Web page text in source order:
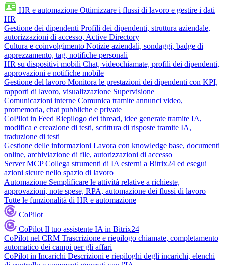
HR e automazione Ottimizzare i flussi di lavoro e gestire i dati
HR
Gestione dei dipendenti Profili dei dipendenti, struttura aziendale,
autorizzazioni di accesso, Active Directory
Cultura e coinvolgimento Notizie aziendali, sondaggi, badge di
apprezzamento, tag, notifiche personali
HR su dispositivi mobili Chat, videochiamate, profili dei dipendenti,
approvazioni e notifiche mobile
Gestione del lavoro Monitora le prestazioni dei dipendenti con KPI,
rapporti di lavoro, visualizzazione Supervisione
Comunicazioni interne Comunica tramite annunci video,
promemoria, chat pubbliche e private
CoPilot in Feed Riepilogo dei thread, idee generate tramite IA,
modifica e creazione di testi, scrittura di risposte tramite IA,
traduzione di testi
Gestione delle informazioni Lavora con knowledge base, documenti
online, archiviazione di file, autorizzazioni di accesso
Server MCP Collega strumenti di IA esterni a Bitrix24 ed esegui
azioni sicure nello spazio di lavoro
Automazione Semplificare le attività relative a richieste,
approvazioni, note spese, RPA, automazione dei flussi di lavoro
Tutte le funzionalità di HR e automazione
CoPilot
CoPilot Il tuo assistente IA in Bitrix24
CoPilot nel CRM Trascrizione e riepilogo chiamate, completamento
automatico dei campi per gli affari
CoPilot in Incarichi Descrizioni e riepiloghi degli incarichi, elenchi